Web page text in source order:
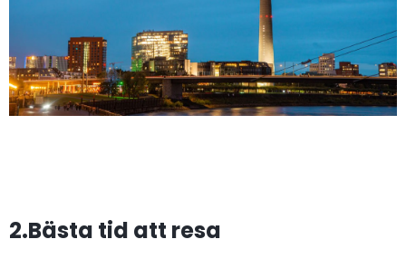
2.Bästa tid att resa